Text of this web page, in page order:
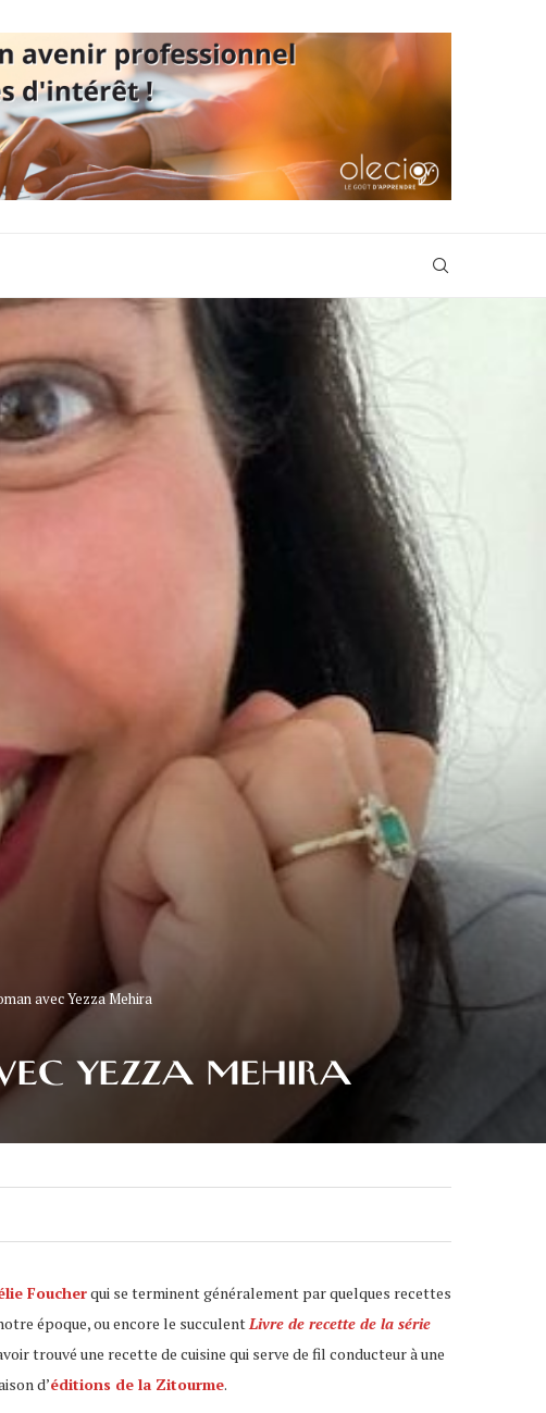
avec Yezza Mehira
YEZZA MEHIRA
Foucherqui se terminent généralement par quelques recettes
époque, ou encore le succulentLivre de recette de la série
trouvé une recette de cuisine qui serve de fil conducteur à une
d’éditions de la Zitourme.